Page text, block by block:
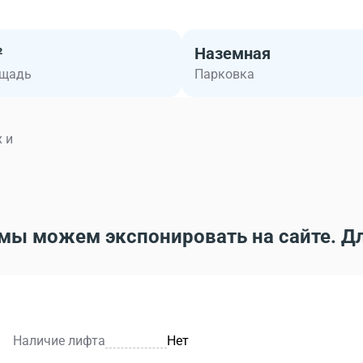
Наземная
Парковка
и
можем экспонировать на сайте.
Наличие лифта Нет